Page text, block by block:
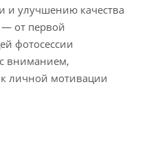
и улучшению качества
от первой
фотосессии
вниманием,
личной мотивации